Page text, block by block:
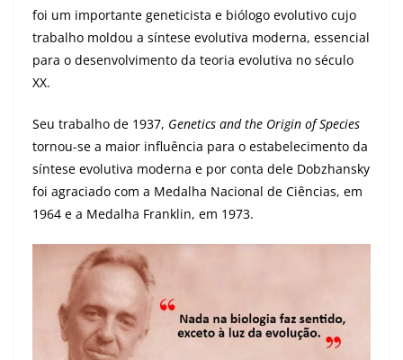
foi um importante geneticista e biólogo evolutivo cujo
trabalho moldou a síntese evolutiva moderna, essencial
para o desenvolvimento da teoria evolutiva no século
XX.
Seu trabalho de 1937, Genetics and the Origin of Species
tornou-se a maior influência para o estabelecimento da
síntese evolutiva moderna e por conta dele Dobzhansky
foi agraciado com a Medalha Nacional de Ciências, em
1964 e a Medalha Franklin, em 1973.